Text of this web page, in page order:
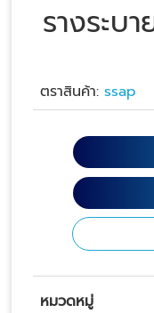
รางระบ
ตราสินค้า: ssap
หมวดหมู่